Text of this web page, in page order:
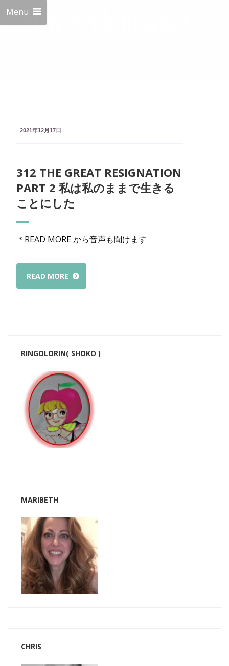
New York Breeze !
Menu
2021年12月17日
312 THE GREAT RESIGNATION
PART 2 私は私のままで生きる
ことにした
＊READ MORE から音声も聞けます
READ MORE
RINGOLORIN( SHOKO )
MARIBETH
CHRIS